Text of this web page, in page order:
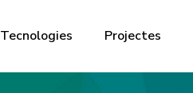
Tecnologies Projectes